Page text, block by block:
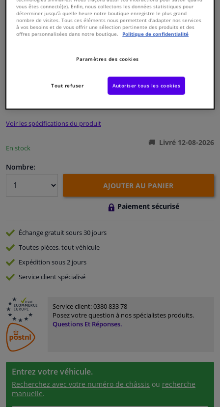
Fenêtres & accessoires
Atelier & outils
Camping-car, moto & vélo
Promotions et réductions
4027816271260
Voir les spécifications du produit
En stock
Livré 12-08-2026
Nombre:
AJOUTER AU PANIER
Paiement sécurisé
Échange gratuitsours 30 jours
Toutes pièces, tout véhicule
Expédition sous 2 jours
Serviceclient spécialisé
Service client:0380 833 78
Posez votre question à nos spécialistes produits.
Questions Et Réponses.
Entrez votre véhicule.
Recherchez avec votre numéro de châssis ou recherche
manuelle.
vous êtes connecté(e). Enfin, nous collectons les données statistiques pour
déterminer jusqu'à quelle heure notre boutique enregistre le plus grand
nombre de visites. Tous ces éléments nous permettent d'adapter nos services
à vos besoins et de vous offrir une sélection pertinente des produits et des
offres personnalisées dans notre boutique.
Politique de confidentialité
Paramètres des cookies
Tout refuser Autoriser tous les cookies